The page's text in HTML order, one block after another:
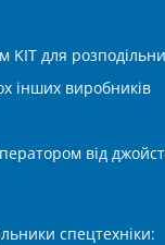
для
інших виробників
від
спецтехніки: